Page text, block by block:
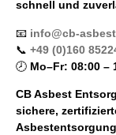
schnell und
📧 info@cb-
📞 +49 (0)160
🕗 Mo–Fr: 08:00 –
CB Asbest
sichere,